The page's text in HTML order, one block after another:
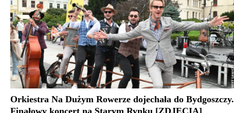
Orkiestra Na Dużym Rowerze dojechała do Bydgoszczy.
Finałowy koncert na Starym Rynku [ZDJĘCIA]